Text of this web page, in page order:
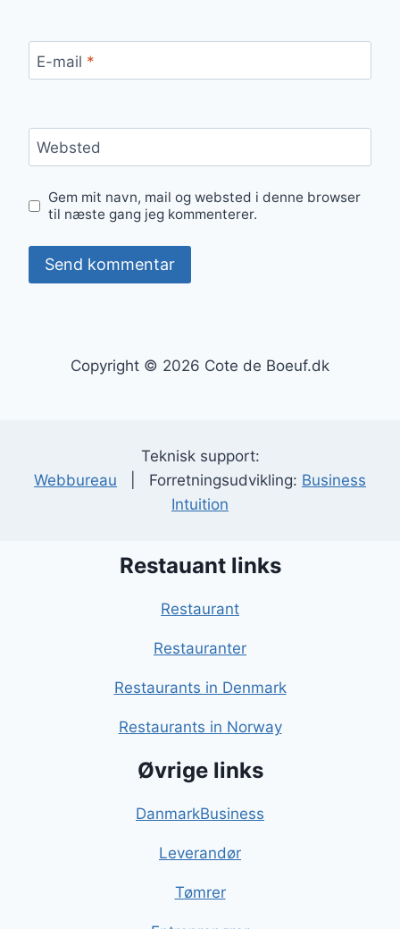
E-mail *
Websted
Gem mit navn, mail og websted i denne browser
til næste gang jeg kommenterer.
Copyright © 2026 Cote de Boeuf.dk
Teknisk support:
Webbureau | Forretningsudvikling: Business
Intuition
Restauant links
Restaurant
Restauranter
Restaurants in Denmark
Restaurants in Norway
Øvrige links
DanmarkBusiness
Leverandør
Tømrer